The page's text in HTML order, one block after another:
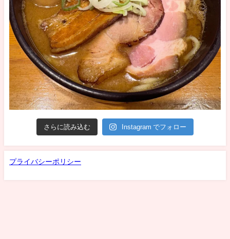
さらに読み込む Instagram でフォロー
プライバシーポリシー